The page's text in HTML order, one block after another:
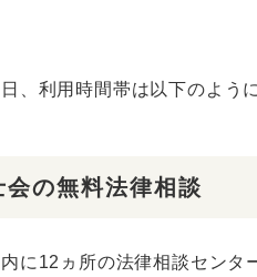
、利用時間帯は以下のよう
の無料法律相談
に12ヵ所の法律相談セン